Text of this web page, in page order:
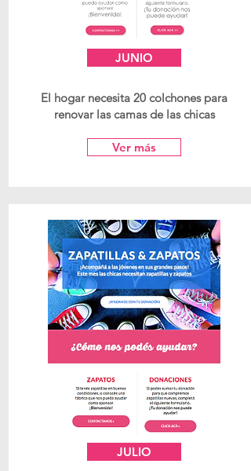
JUNIO
El hogar necesita 20 colchones para
renovar las camas de las chicas
Ver más
JULIO